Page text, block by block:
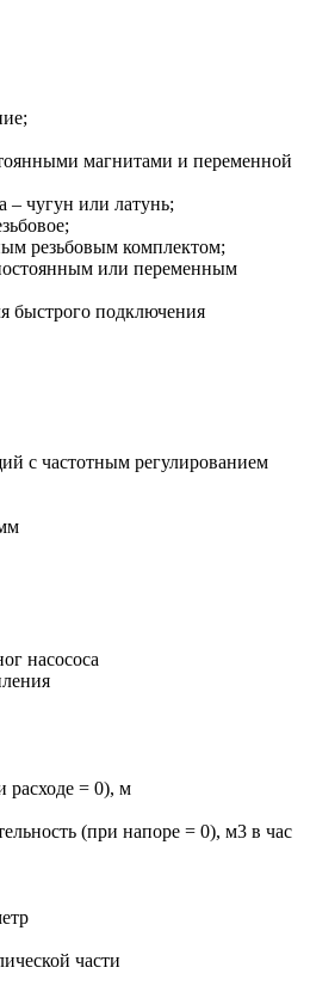
магнитами и переменной
– чугун или латунь;
резьбовым комплектом;
или переменным
быстрого подключения
с частотным регулированием
насососа
= 0), м
(при напоре = 0), м3 в час
части